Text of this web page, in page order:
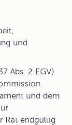
und
Abs. 2 EGV)
und dem
Rat endgültig